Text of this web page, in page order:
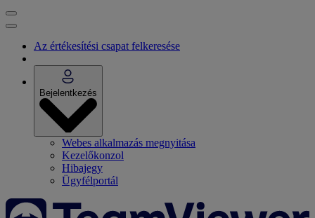
Az értékesítési csapat felkeresése
Bejelentkezés
Webes alkalmazás megnyitása
Kezelőkonzol
Hibajegy
Ügyfélportál